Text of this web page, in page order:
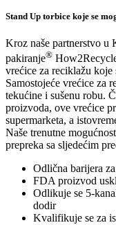
Stand Up torbice koje se
Kroz naše partnerstvo u
pakiranje®
vrećice za reciklažu
Samostojeće vrećice za
tekućine i sušenu robu.
proizvoda, ove vrećice
supermarketa, a
Naše trenutne
prepreka sa sljedećim
Odlična barijera
FDA proizvod
Odlikuje se 5-
dodir
Kvalifikuje se za